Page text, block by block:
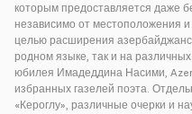
которым предоставляется даже
независимо от местоположения
целью расширения
родном языке, так и на
юбилея Имадеддина Насими,
избранных газелей поэта.
«Кероглу», различные очерки и